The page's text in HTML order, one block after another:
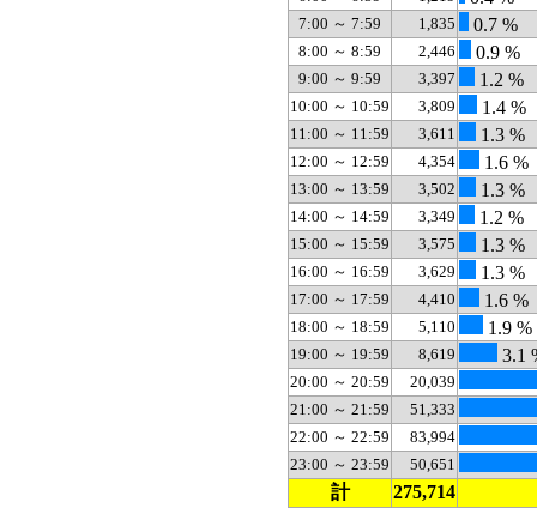
7:00 ～ 7:59 1,835 0.7 %
8:00 ～ 8:59 2,446 0.9 %
9:00 ～ 9:59 3,397 1.2 %
10:00 ～ 10:59 3,809 1.4 %
11:00 ～ 11:59 3,611 1.3 %
12:00 ～ 12:59 4,354 1.6 %
13:00 ～ 13:59 3,502 1.3 %
14:00 ～ 14:59 3,349 1.2 %
15:00 ～ 15:59 3,575 1.3 %
16:00 ～ 16:59 3,629 1.3 %
17:00 ～ 17:59 4,410 1.6 %
18:00 ～ 18:59 5,110 1.9 %
19:00 ～ 19:59 8,619 3.1
20:00 ～ 20:59
20,039
21:00 ～ 21:59
51,333
22:00 ～ 22:59
83,994
23:00 ～ 23:59
50,651
計 275,714